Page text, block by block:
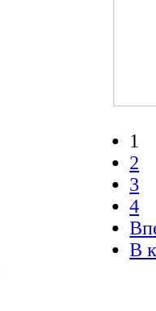
1
2
3
4
В